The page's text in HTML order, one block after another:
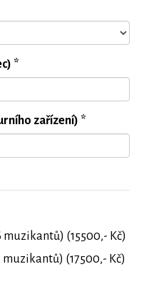
*
zařízení) *
muzikantů) (15500,- Kč)
(17500,- Kč)